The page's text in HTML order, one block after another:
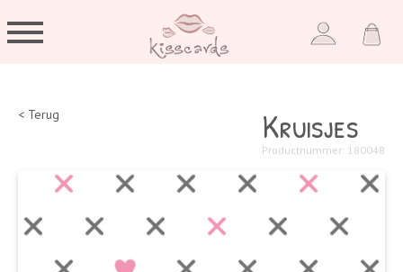
< Terug Kruisjes
Productnummer: 180048